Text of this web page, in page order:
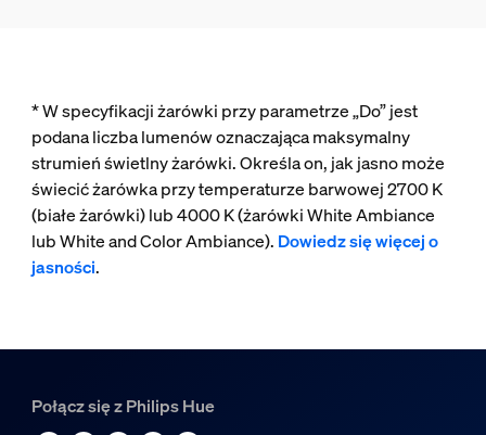
* W specyfikacji żarówki przy parametrze „Do” jest
podana liczba lumenów oznaczająca maksymalny
strumień świetlny żarówki. Określa on, jak jasno może
świecić żarówka przy temperaturze barwowej 2700 K
(białe żarówki) lub 4000 K (żarówki White Ambiance
lub White and Color Ambiance). Dowiedz się więcej o
jasności.
Połącz się z Philips Hue